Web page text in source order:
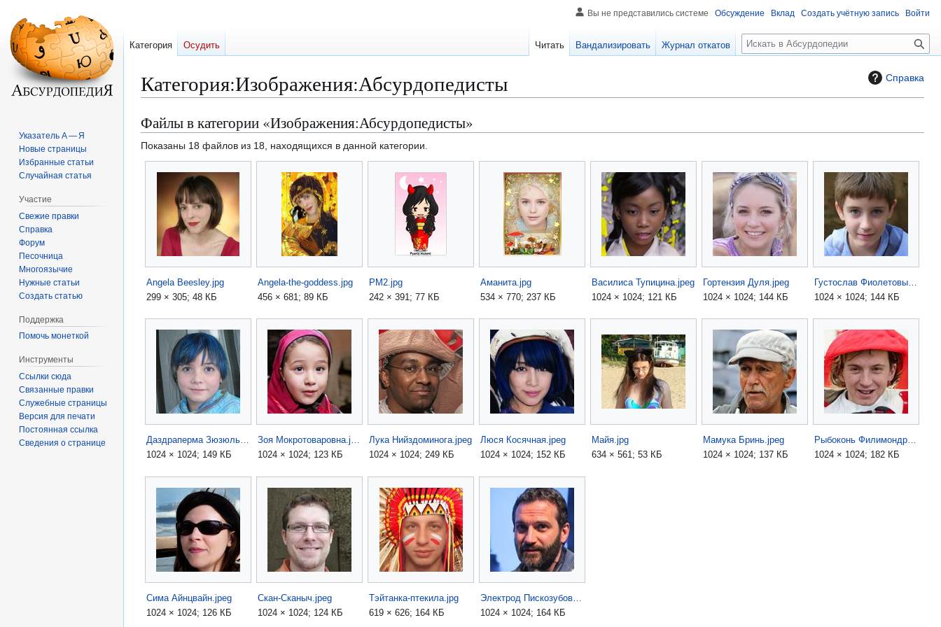
Справка
Категория:Изображения:Абсурдопедисты
Перейти
к
навигации
Перейти
к
поиску
Файлы в категории «Изображения:Абсурдопедисты»
Показаны 18 файлов из 18, находящихся в данной категории.
Angela Beesley.jpg
299 × 305; 48 КБ
Angela-the-goddess.jpg
456 × 681; 89 КБ
PM2.jpg
242 × 391; 77 КБ
Аманита.jpg
534 × 770; 237 КБ
Василиса Тупицина.jpeg
1024 × 1024; 121 КБ
Гортензия Дуля.jpeg
1024 × 1024; 144 КБ
Густослав Фиолетовый.jpeg
1024 × 1024; 144 КБ
Даздраперма Зюзюлькина.jpeg
1024 × 1024; 149 КБ
Зоя Мокротоваровна.jpeg
1024 × 1024; 123 КБ
Лука Нийздоминога.jpeg
1024 × 1024; 249 КБ
Люся Косячная.jpeg
1024 × 1024; 152 КБ
Майя.jpg
634 × 561; 53 КБ
Мамука Бринь.jpeg
1024 × 1024; 137 КБ
Рыбоконь Филимондрович.jpeg
1024 × 1024; 182 КБ
Сима Айнцвайн.jpeg
1024 × 1024; 126 КБ
Скан-Сканыч.jpeg
1024 × 1024; 124 КБ
Тэйтанка-птекила.jpg
619 × 626; 164 КБ
1024 × 1024; 164 КБ
Вы не представились системе Обсуждение Вклад Создать учётную запись Войти
Категория Осудить Читать Вандализировать Журнал откатов
П
о
к
Указатель А — Я
Новые страницы
Избранные статьи
Случайная статья
Участие
Свежие правки
Справка
Форум
Песочница
Многоязычие
Нужные статьи
Создать статью
Поддержка
Помочь монеткой
Инструменты
Ссылки сюда
Связанные правки
Служебные страницы
Версия для печати
Постоянная ссылка
Сведения о странице